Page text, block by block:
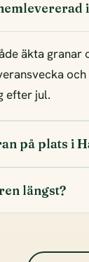
äkta granar
efter jul.
på plats i
längst?